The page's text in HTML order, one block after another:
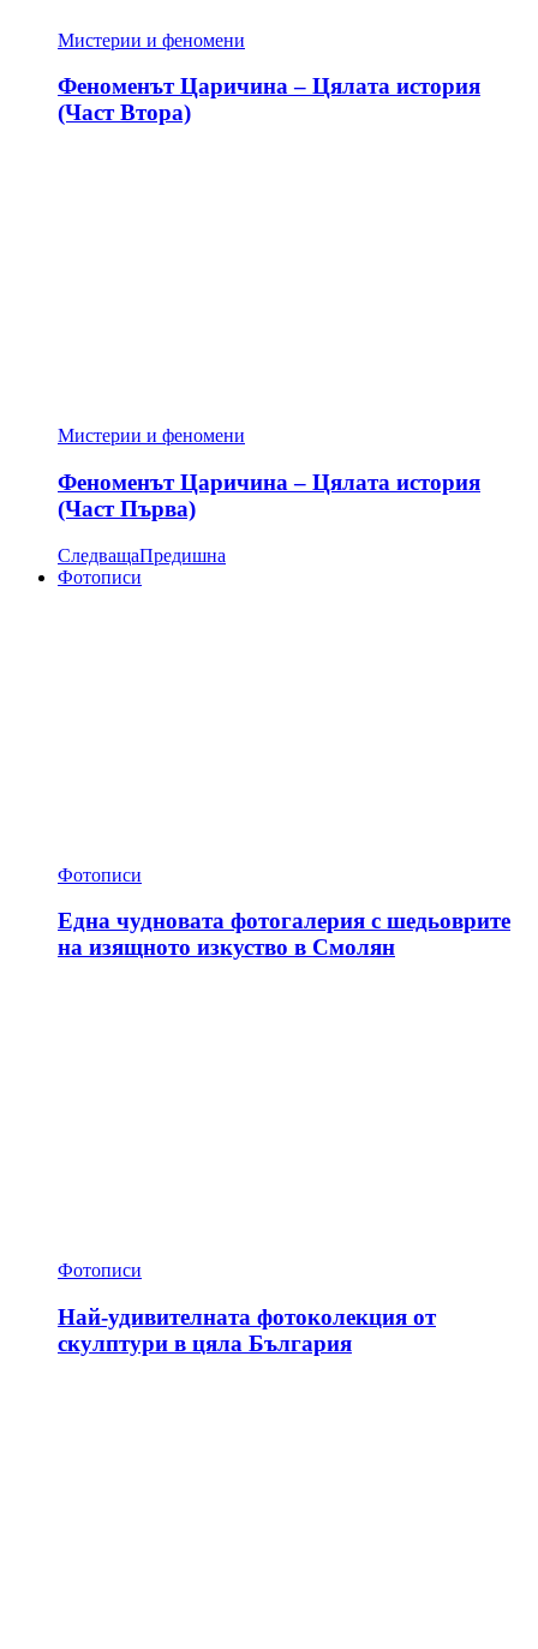
Мистерии и феномени
Феноменът Царичина – Цялата история
(Част Втора)
Мистерии и феномени
Феноменът Царичина – Цялата история
(Част Първа)
СледващаПредишна
Фотописи
Фотописи
Една чудновата фотогалерия с шедьоврите
на изящното изкуство в Смолян
Фотописи
Най-удивителната фотоколекция от
скулптури в цяла България